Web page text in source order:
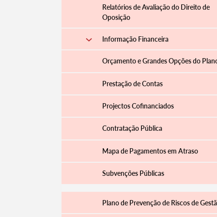
Termo de Pesquisa
Categorias gerais
Relatórios de Avaliação do Direito de
Oposição
Informação Financeira
Orçamento e Grandes Opções do
Prestação de Contas
Projectos Cofinanciados
Contratação Pública
Mapa de Pagamentos em Atraso
Subvenções Públicas
Plano de Prevenção de Riscos de